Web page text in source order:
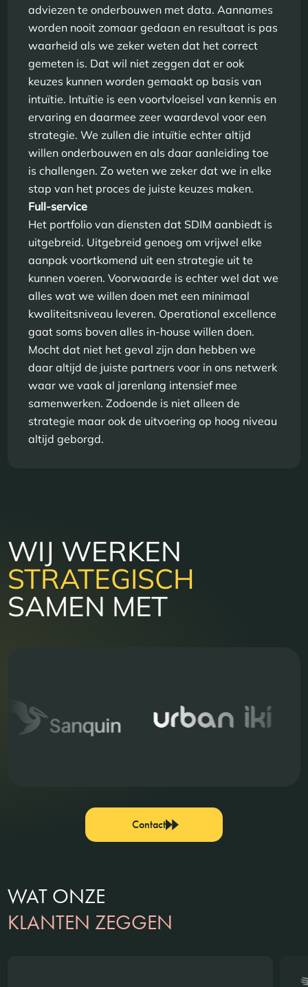
adviezen te onderbouwen met data. Aannames
worden nooit zomaar gedaan en resultaat is pas
waarheid als we zeker weten dat het correct
gemeten is. Dat wil niet zeggen dat er ook
keuzes kunnen worden gemaakt op basis van
intuïtie. Intuïtie is een voortvloeisel van kennis en
ervaring en daarmee zeer waardevol voor een
strategie. We zullen die intuïtie echter altijd
willen onderbouwen en als daar aanleiding toe
is challengen. Zo weten we zeker dat we in elke
stap van het proces de juiste keuzes maken.
Full-service
Het portfolio van diensten dat SDIM aanbiedt is
uitgebreid. Uitgebreid genoeg om vrijwel elke
aanpak voortkomend uit een strategie uit te
kunnen voeren. Voorwaarde is echter wel dat we
alles wat we willen doen met een minimaal
kwaliteitsniveau leveren. Operational excellence
gaat soms boven alles in-house willen doen.
Mocht dat niet het geval zijn dan hebben we
daar altijd de juiste partners voor in ons netwerk
waar we vaak al jarenlang intensief mee
samenwerken. Zodoende is niet alleen de
strategie maar ook de uitvoering op hoog niveau
altijd geborgd.
WIJ WERKEN
STRATEGISCH
SAMEN MET
Contact
WAT ONZE
KLANTEN ZEGGEN